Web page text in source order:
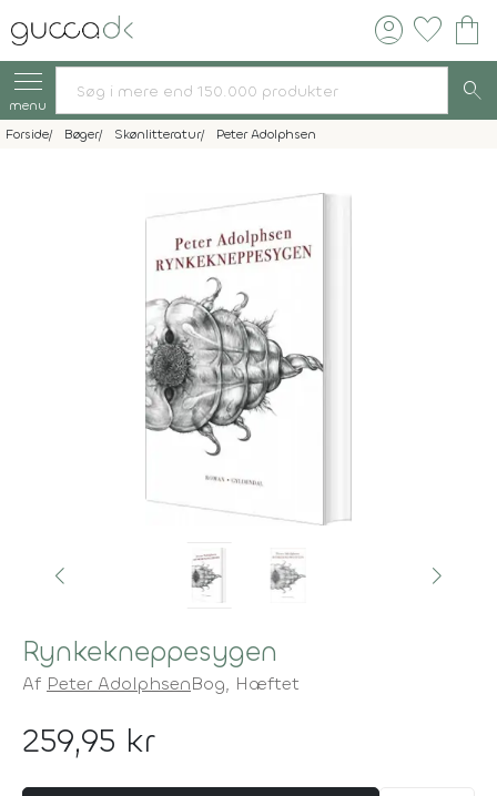
account_circle favorite shopping_bag
menu search
Forside Bøger Skønlitteratur Peter Adolphsen
Rynkekneppesygen
Af Peter AdolphsenBog, Hæftet
259,95 kr